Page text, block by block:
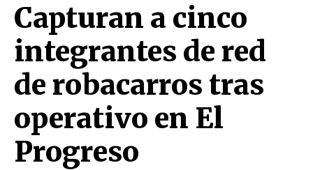
Capturan a cinco
integrantes de red
de robacarros tras
operativo en El
Progreso